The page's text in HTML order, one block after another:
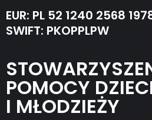
EUR: PL 52 1240 2568
SWIFT: PKOPPLPW
POMOCY
I MŁODZIEŻY